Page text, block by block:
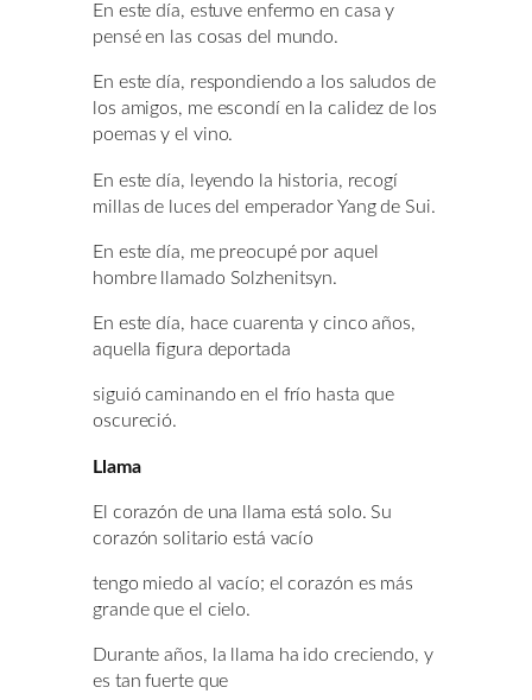
En este día, estuve enfermo en casa y
pensé en las cosas del mundo.
En este día, respondiendo a los saludos de
los amigos, me escondí en la calidez de los
poemas y el vino.
En este día, leyendo la historia, recogí
millas de luces del emperador Yang de Sui.
En este día, me preocupé por aquel
hombre llamado Solzhenitsyn.
En este día, hace cuarenta y cinco años,
aquella figura deportada
siguió caminando en el frío hasta que
oscureció.
Llama
El corazón de una llama está solo. Su
corazón solitario está vacío
tengo miedo al vacío; el corazón es más
grande que el cielo.
Durante años, la llama ha ido creciendo, y
es tan fuerte que